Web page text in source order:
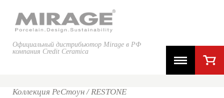
Официальный дистрибьютор Mirage в РФ
компания Credit Ceramica
Коллекция РеСтоун / RESTONE